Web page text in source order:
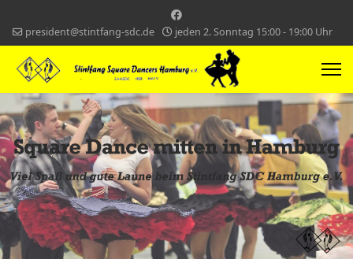
president@stintfang-sdc.de jeden 2. Sonntag 15:00 - 19:00 Uhr